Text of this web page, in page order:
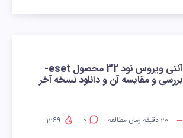
آنتی ویروس نود 32 محصول eset-
بررسی و مقایسه آن و دانلود نسخه آخر
20دقیقه زمان مطالعه 0